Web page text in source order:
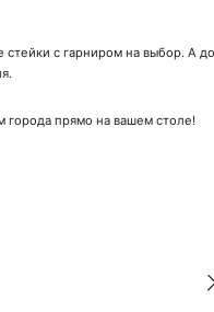
с гарниром на выбор. А
города прямо на вашем столе!